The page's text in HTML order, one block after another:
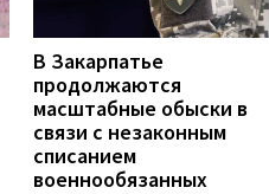
В Закарпатье
продолжаются
масштабные обыски в
связи с незаконным
списанием
военнообязанных